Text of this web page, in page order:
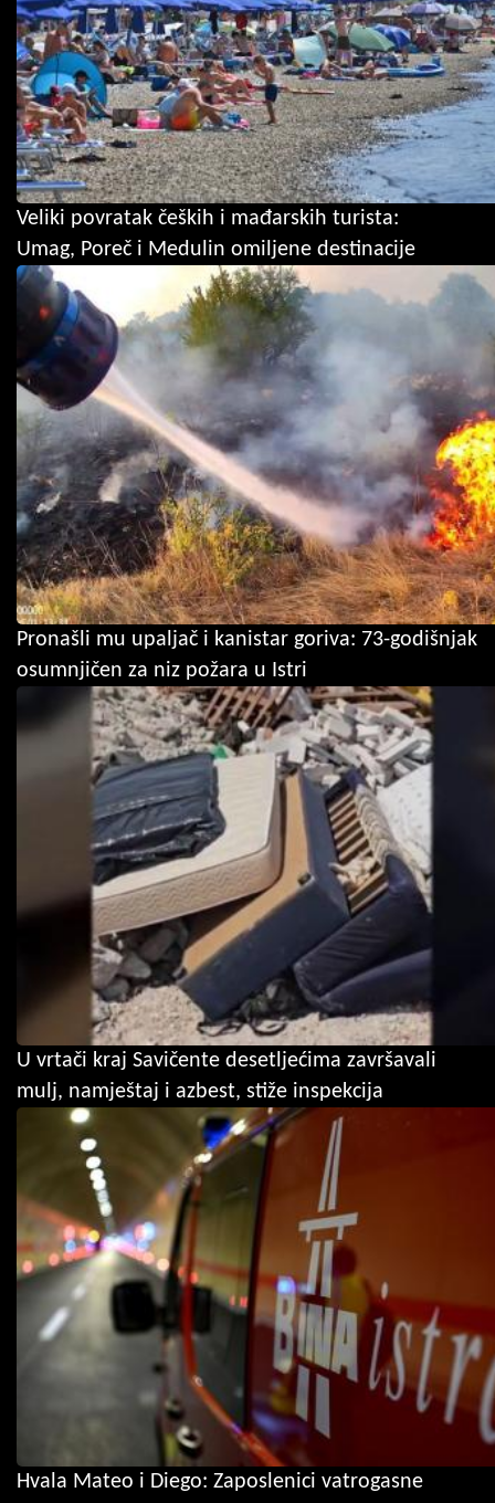
Veliki povratak čeških i mađarskih turista:
Umag, Poreč i Medulin omiljene destinacije
Pronašli mu upaljač i kanistar goriva: 73-godišnjak
osumnjičen za niz požara u Istri
U vrtači kraj Savičente desetljećima završavali
mulj, namještaj i azbest, stiže inspekcija
Hvala Mateo i Diego: Zaposlenici vatrogasne